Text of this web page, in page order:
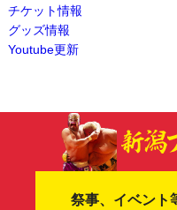
チケット情報
グッズ情報
Youtube更新
祭事、イベント